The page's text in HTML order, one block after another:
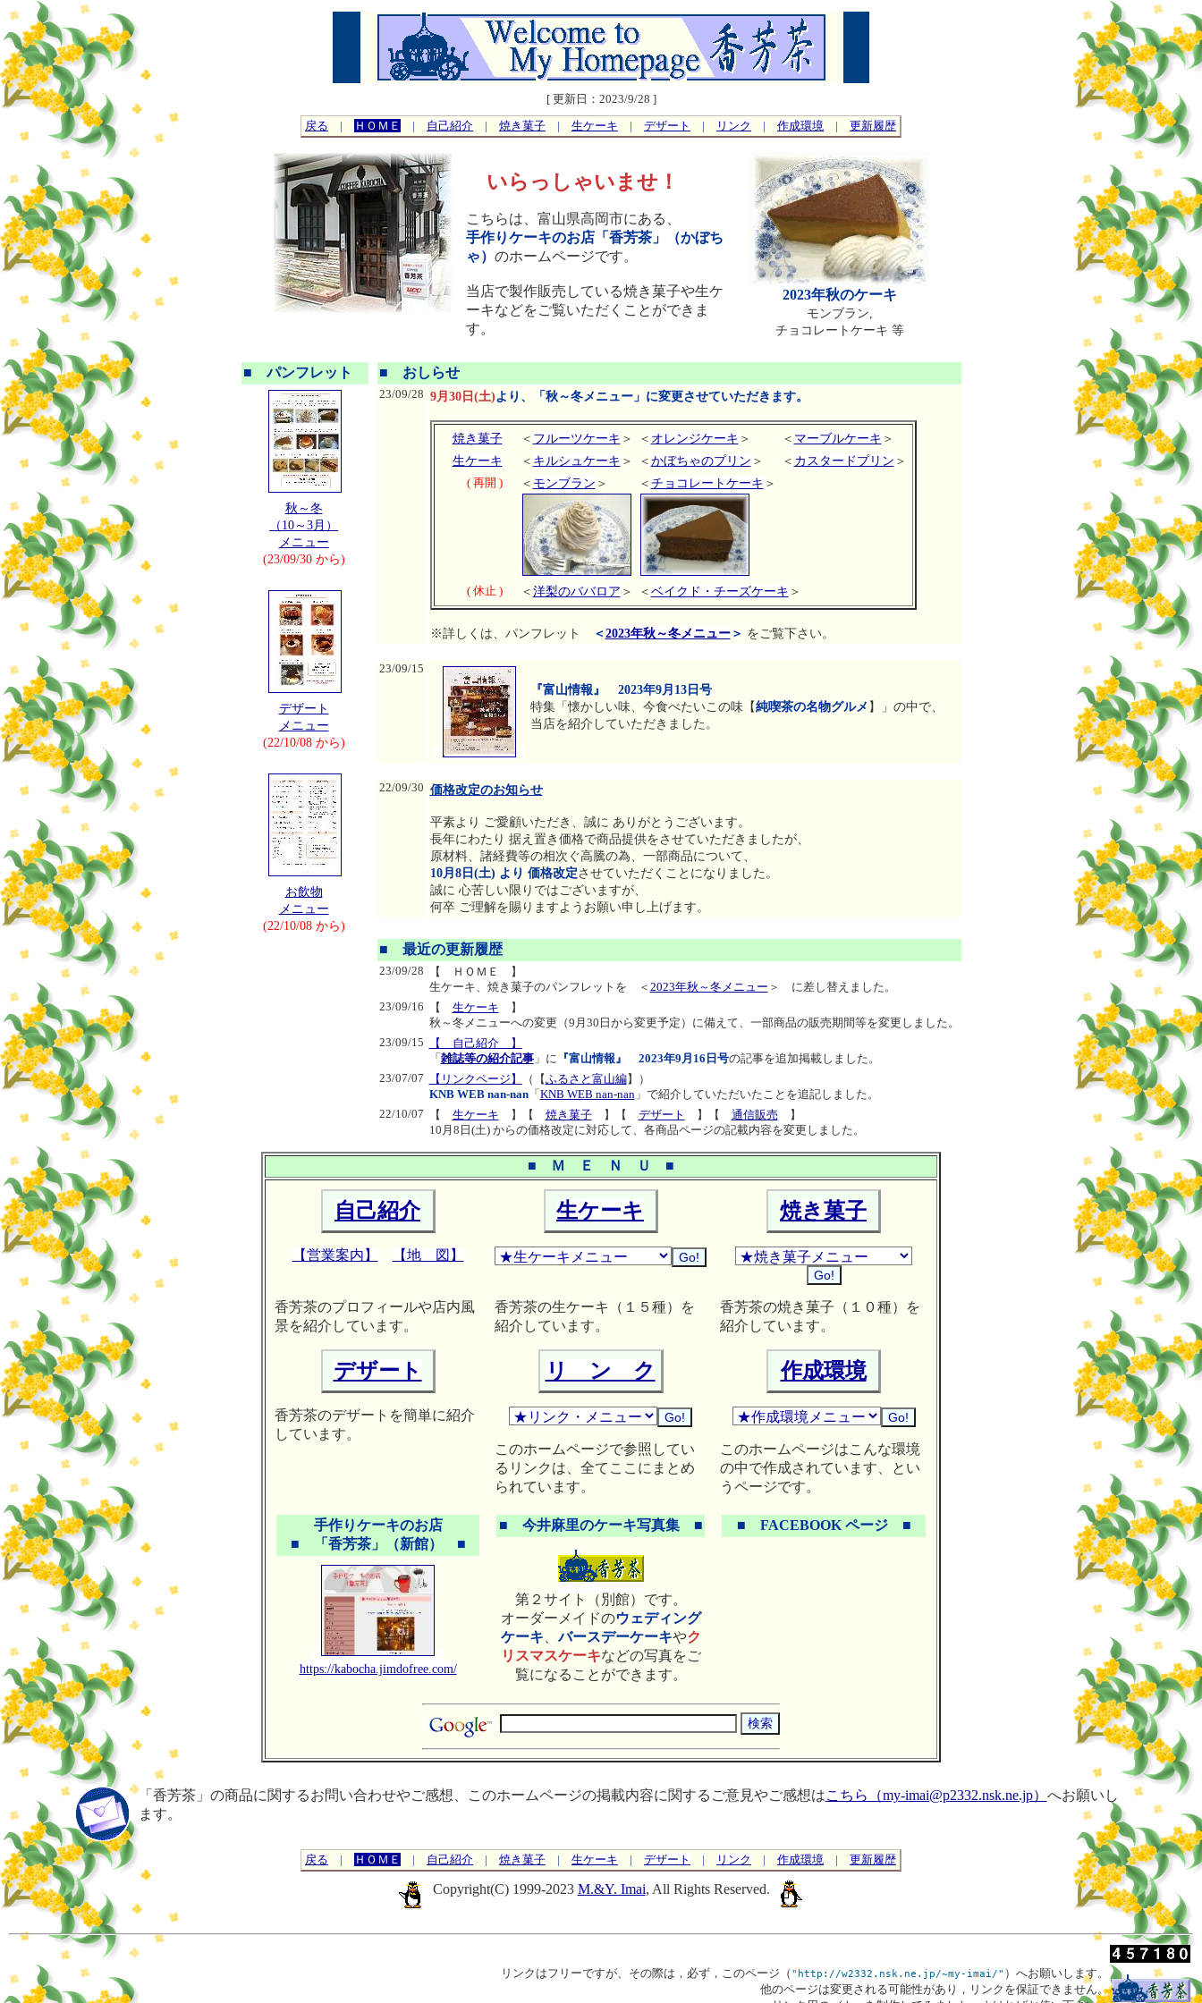
[ 更新日：2023/9/28 ]
戻る | ＨＯＭＥ | 自己紹介 | 焼き菓子 | 生ケーキ | デザート | リンク | 作成環境 | 更新履歴
いらっしゃいませ！
2023年秋のケーキ
モンブラン,
チョコレートケーキ 等
こちらは、富山県高岡市にある、
手作りケーキのお店「香芳茶」（かぼち
ゃ） のホームページです。
当店で製作販売している焼き菓子や生ケ
ーキなどをご覧いただくことができま
す。
■ パンフレット
秋～冬
（10～3月）
メニュー
(23/09/30 から)
デザート
メニュー
(22/10/08 から)
お飲物
メニュー
(22/10/08 から)
■ おしらせ
23/09/28 9月30日(土)より、「秋～冬メニュー」に変更させていただきます。
焼き菓子 ＜ フルーツケーキ ＞ ＜ オレンジケーキ ＞ ＜ マーブルケーキ ＞
生ケーキ
＜ キルシュケーキ ＞ ＜かぼちゃのプリン ＞ ＜ カスタードプリン ＞
( 再開 ) ＜ モンブラン ＞ ＜チョコレートケーキ ＞
( 休止 ) ＜洋梨のババロア ＞ ＜ベイクド・チーズケーキ ＞
※詳しくは、パンフレット ＜2023年秋～冬メニュー＞ をご覧下さい。
23/09/15
『富山情報』 2023年9月13日号
特集「懐かしい味、今食べたいこの味【純喫茶の名物グルメ 】」の中で、
当店を紹介していただきました。
22/09/30 価格改定のお知らせ
平素より ご愛顧いただき、誠に ありがとうございます。
長年にわたり 据え置き価格で商品提供をさせていただきましたが、
原材料、諸経費等の相次ぐ高騰の為、一部商品について、
10月8日(土) より 価格改定させていただくことになりました。
誠に 心苦しい限りではございますが、
何卒 ご理解を賜りますようお願い申し上げます。
■ 最近の更新履歴
23/09/28
【 ＨＯＭＥ 】
生ケーキ、焼き菓子のパンフレットを
＜ 2023年秋～冬メニュー ＞
に差し替えました。
23/09/16
【 生ケーキ 】
秋～冬メニューへの変更（9月30日から変更予定）に備えて、一部商品の販売期間等を変更しました。
23/09/15
【 自己紹介 】
「 雑誌等の紹介記事」に 『富山情報』 2023年9月16日号の記事を追加掲載しました。
23/07/07
【リンクページ】 （【ふるさと富山編】）
KNB WEB nan-nan「 KNB WEB nan-nan」で紹介していただいたことを追記しました。
22/10/07
【 生ケーキ 】【 焼き菓子】【 デザート 】【 通信販売 】
10月8日(土) からの価格改定に対応して、各商品ページの記載内容を変更しました。
■ Ｍ Ｅ Ｎ Ｕ ■
自己紹介 生ケーキ 焼き菓子
【営業案内】 【地 図】
香芳茶のプロフィールや店内風
景を紹介しています。
香芳茶の生ケーキ（１５種）を
紹介しています。
香芳茶の焼き菓子（１０種）を
紹介しています。
デザート リ ン ク 作成環境
香芳茶のデザートを簡単に紹介
しています。
このホームページで参照してい
るリンクは、全てここにまとめ
られています。
このホームページはこんな環境
の中で作成されています、とい
うページです。
手作りケーキのお店
■ 「香芳茶」（新館） ■
https://kabocha.jimdofree.com/
■ 今井麻里のケーキ写真集 ■
第２サイト（別館）です。
オーダーメイドのウェディング
ケーキ 、バースデーケーキやク
リスマスケーキなどの写真をご
覧になることができます。
■ FACEBOOK ページ ■
「香芳茶」の商品に関するお問い合わせやご感想、このホームページの掲載内容に関するご意見やご感想はこちら（my-imai@p2332.nsk.ne.jp） へお願いし
ます。
戻る | ＨＯＭＥ | 自己紹介 | 焼き菓子 | 生ケーキ | デザート | リンク | 作成環境 | 更新履歴
Copyright(C) 1999-2023 M.&Y. Imai, All Rights Reserved.
リンクはフリーですが、その際は，必ず，このページ（ "http://w2332.nsk.ne.jp/~my-imai/" ）へお願いします。
他のページは変更される可能性があり，リンクを保証できません。